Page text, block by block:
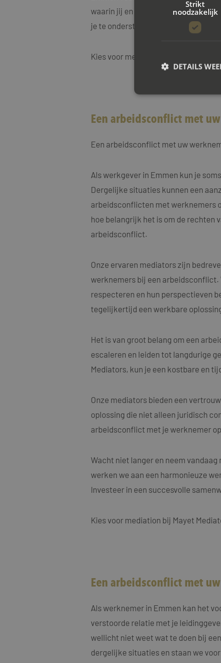
waarin jij en je werkgever weer
je te ondersteunen bij elke stap van
Kies voor mediation bij Mayet
Een arbeidsconflict met
Een arbeidsconflict met uw
Als werkgever in Emmen kun je
Dergelijke situaties kunnen een
arbeidsconflicten met werknemers
hoe belangrijk het is om de rechten
arbeidsconflict.
Onze ervaren mediators zijn
werknemers bij een arbeidsconflict.
respecteren en hun perspectieven
tegelijkertijd een werkbare
Het is van groot belang om een
escaleren en leiden tot langdurige
Mediators, kun je een kostbare en
Onze mediators bieden een
oplossing die niet alleen juridisch
arbeidsconflict met je werknemer
Wacht niet langer en neem
werken we aan een harmonieuze
Investeer in een succesvolle
Kies voor mediation bij Mayet
Een arbeidsconflict met
Als werknemer in Emmen kan het
verstoorde relatie met je
wellicht niet weet wat te doen bij
dergelijke situaties en staan we
Strikt
noodzakelijk
DETAILS
accountbeheer. De
PHPSESSID
Naam
_clck
_ga_4ZL076M2M8
SM
_fbp
Inc.
_gcl_au
test_cookie
Naam
fp_user_id